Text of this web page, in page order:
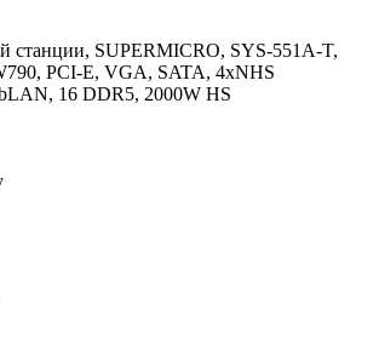
станции, SUPERMICRO, SYS-551A-T,
PCI-E, VGA, SATA, 4xNHS
16 DDR5, 2000W HS